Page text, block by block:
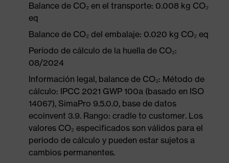
Balance de CO₂ en el transporte: 0.008 kg CO₂
eq
Balance de CO₂ del embalaje: 0.020 kg CO₂ eq
Período de cálculo de la huella de CO₂:
08/2024
Información legal, balance de CO₂: Método de
cálculo: IPCC 2021 GWP 100a (basado en ISO
14067), SimaPro 9.5.0.0, base de datos
ecoinvent 3.9. Rango: cradle to customer. Los
valores CO₂ especificados son válidos para el
periodo de cálculo y pueden estar sujetos a
cambios permanentes.